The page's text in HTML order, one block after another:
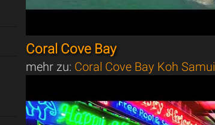
Coral Cove Bay
mehr zu: Coral Cove Bay Koh Samui